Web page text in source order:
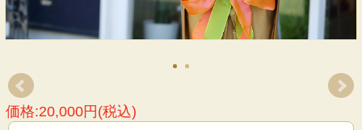
価格:20,000円(税込)